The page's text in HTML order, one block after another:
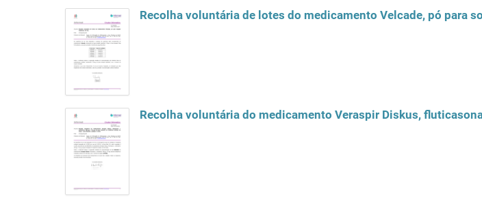
Recolha voluntária de lotes do medicamento Velcade, pó para